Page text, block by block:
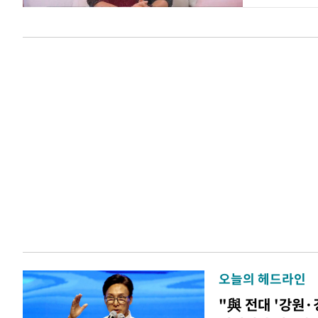
오늘의 헤드라인
"與 전대 '강원·